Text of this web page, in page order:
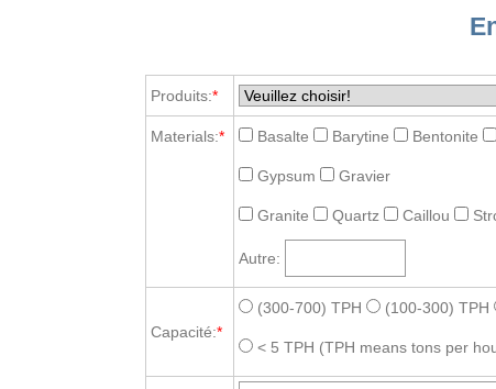
Produits:*
Materials:* Basalte Barytine Bentonite
Gypsum Gravier
Granite Quartz Caillou
Autre:
Capacité:*
(300-700) TPH (100-300) TPH
< 5 TPH (TPH means tons per